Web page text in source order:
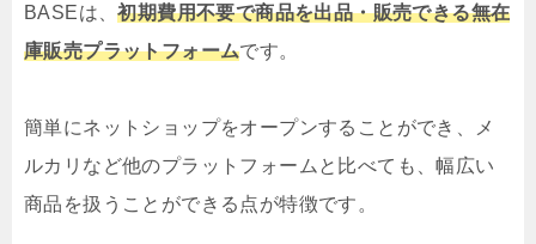
BASEは、初期費用不要で商品を出品・販売できる無在
庫販売プラットフォームです。
簡単にネットショップをオープンすることができ、メ
ルカリなど他のプラットフォームと比べても、幅広い
商品を扱うことができる点が特徴です。